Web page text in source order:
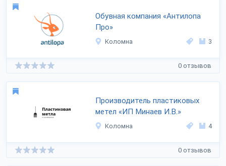
Обувная компания «Антилопа
Про»
Коломна 3
0 отзывов
Производитель пластиковых
метел «ИП Минаев И.В.»
Коломна 4
0 отзывов